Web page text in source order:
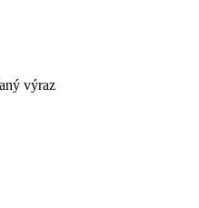
výraz